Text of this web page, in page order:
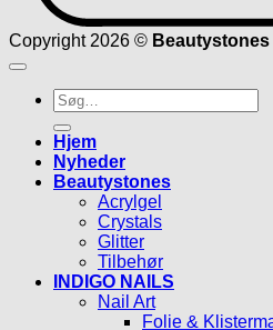
Copyright 2026 © Beautystones
Søg
efter:
Hjem
Nyheder
Beautystones
Acrylgel
Crystals
Glitter
Tilbehør
INDIGO NAILS
Nail Art
Folie &